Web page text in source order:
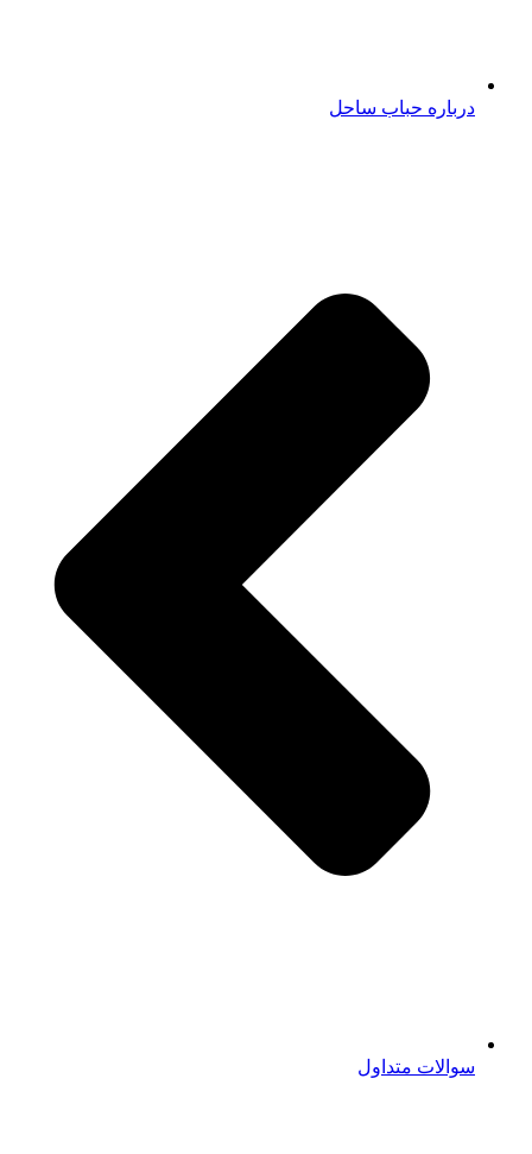
درباره حباب ساحل
سوالات متداول